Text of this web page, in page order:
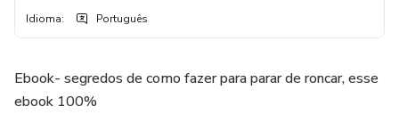
Idioma: Português
Ebook- segredos de como fazer para parar de roncar, esse
ebook 100%